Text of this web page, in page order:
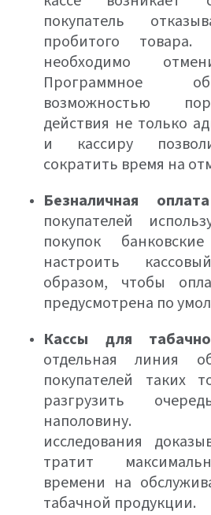
покупатель
пробитого
необходимо
Программное
возможностью
действия не только
и кассиру
сократить время на
Безналичная оплата
покупателей
покупок
настроить
образом, чтобы
предусмотрена по
Кассы для
отдельная линия
покупателей таких
разгрузить
наполовину.
исследования
тратит
времени на
табачной продукции.